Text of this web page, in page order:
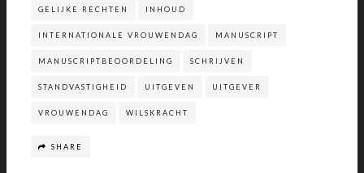
GELIJKE RECHTEN INHOUD
INTERNATIONALE VROUWENDAG MANUSCRIPT
MANUSCRIPTBEOORDELING SCHRIJVEN
STANDVASTIGHEID UITGEVEN UITGEVER
VROUWENDAG WILSKRACHT
SHARE